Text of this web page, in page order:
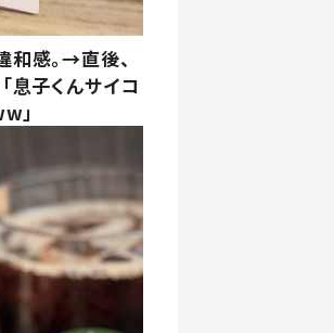
感。→直後、
息子くんサイコ
」